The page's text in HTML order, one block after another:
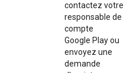
contactez votre
responsable de
compte
Google Play ou
envoyez une
demande